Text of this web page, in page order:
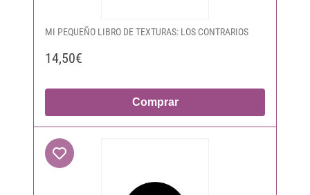
MI PEQUEÑO LIBRO DE TEXTURAS: LOS CONTRARIOS
14,50€
Comprar